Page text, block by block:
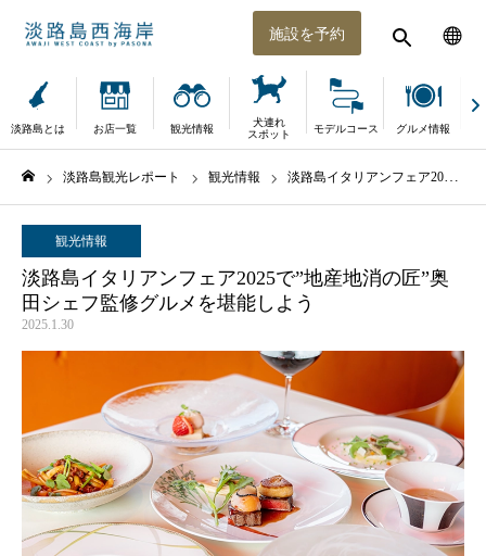
施設を予約
淡路島とは お店一覧 観光情報
犬連れ
スポット
モデルコース グルメ情報
淡路島観光レポート 観光情報 淡路島イタリアンフェア2025で”地産地消の匠”奥田シェフ監修グルメを堪能しよう
観光情報
淡路島イタリアンフェア2025で”地産地消の匠”奥
田シェフ監修グルメを堪能しよう
2025.1.30